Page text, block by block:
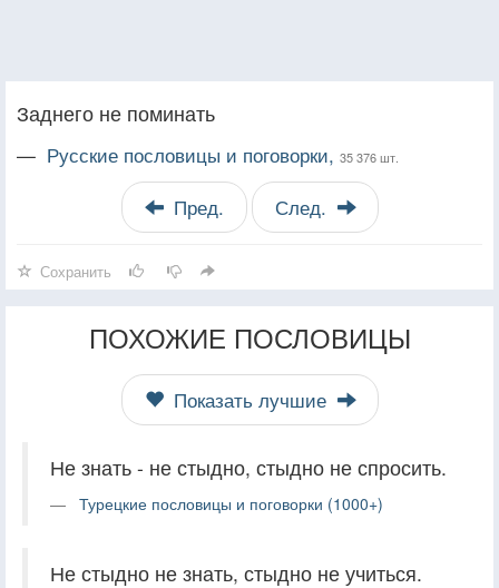
Заднего не поминать
— Русские пословицы и поговорки, 35 376 шт.
Пред. След.
Сохранить
ПОХОЖИЕ ПОСЛОВИЦЫ
Показать лучшие
Не знать - не стыдно, стыдно не спросить.
Турецкие пословицы и поговорки (1000+)
Не стыдно не знать, стыдно не учиться.